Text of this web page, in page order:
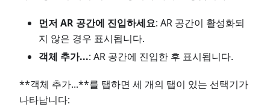
먼저 AR 공간에 진입하세요: AR 공간이 활성화되
지 않은 경우 표시됩니다.
객체 추가...: AR 공간에 진입한 후 표시됩니다.
**객체 추가...**를 탭하면 세 개의 탭이 있는 선택기가
나타납니다: